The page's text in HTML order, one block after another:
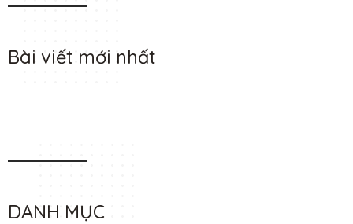
Bài viết mới nhất
DANH MỤC